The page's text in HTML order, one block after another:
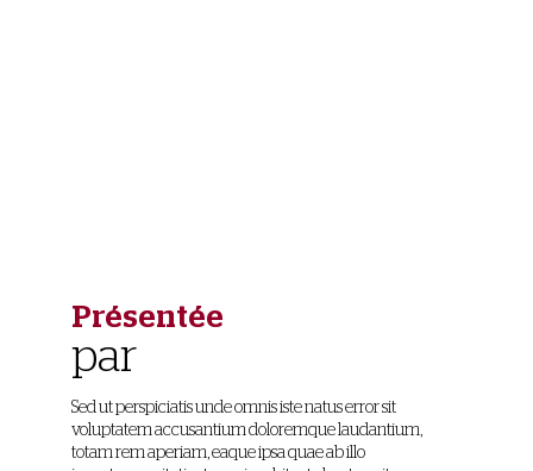
Présentée
par
Sed ut perspiciatis unde omnis iste natus error sit
voluptatem accusantium doloremque laudantium,
totam rem aperiam, eaque ipsa quae ab illo